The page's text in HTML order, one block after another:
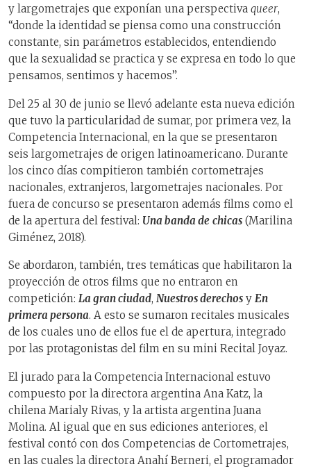
y largometrajes que exponían una perspectiva queer,
“donde la identidad se piensa como una construcción
constante, sin parámetros establecidos, entendiendo
que la sexualidad se practica y se expresa en todo lo que
pensamos, sentimos y hacemos”.
Del 25 al 30 de junio se llevó adelante esta nueva edición
que tuvo la particularidad de sumar, por primera vez, la
Competencia Internacional, en la que se presentaron
seis largometrajes de origen latinoamericano. Durante
los cinco días compitieron también cortometrajes
nacionales, extranjeros, largometrajes nacionales. Por
fuera de concurso se presentaron además films como el
de la apertura del festival: Una banda de chicas (Marilina
Giménez, 2018).
Se abordaron, también, tres temáticas que habilitaron la
proyección de otros films que no entraron en
competición: La gran ciudad, Nuestros derechos y En
primera persona. A esto se sumaron recitales musicales
de los cuales uno de ellos fue el de apertura, integrado
por las protagonistas del film en su mini Recital Joyaz.
El jurado para la Competencia Internacional estuvo
compuesto por la directora argentina Ana Katz, la
chilena Marialy Rivas, y la artista argentina Juana
Molina. Al igual que en sus ediciones anteriores, el
festival contó con dos Competencias de Cortometrajes,
en las cuales la directora Anahí Berneri, el programador